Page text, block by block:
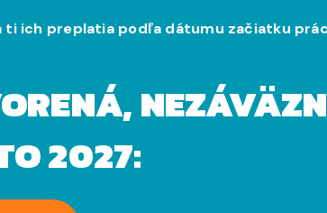
ti ich preplatia podľa dátumu začiatku
2027: